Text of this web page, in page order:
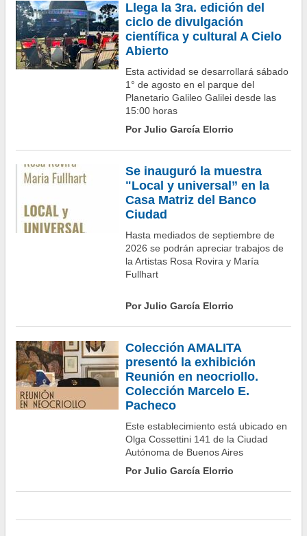
Llega la 3ra. edición del
ciclo de divulgación
científica y cultural A Cielo
Abierto
Esta actividad se desarrollará sábado
1° de agosto en el parque del
Planetario Galileo Galilei desde las
15:00 horas
Por Julio García Elorrio
Se inauguró la muestra
"Local y universal” en la
Casa Matriz del Banco
Ciudad
Hasta mediados de septiembre de
2026 se podrán apreciar trabajos de
la Artistas Rosa Rovira y María
Fullhart
Por Julio García Elorrio
Colección AMALITA
presentó la exhibición
Reunión en neocriollo.
Colección Marcelo E.
Pacheco
Este establecimiento está ubicado en
Olga Cossettini 141 de la Ciudad
Autónoma de Buenos Aires
Por Julio García Elorrio